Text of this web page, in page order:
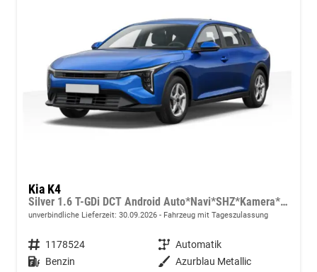
Kia K4
Silver 1.6 T-GDi DCT Android Auto*Navi*SHZ*Kamera*ACC*Keyless*2Z Klimaauto*
unverbindliche Lieferzeit: 30.09.2026 Fahrzeug mit Tageszulassung
Fahrzeugnummer 1178524 Getriebe Automatik
Kraftstoff Benzin Außenfarbe Azurblau Metallic